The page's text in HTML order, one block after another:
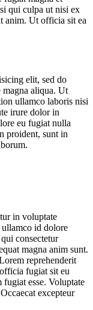
qui culpa ut nisi ex
anim. Ut officia sit ea
elit, sed do
aliqua. Ut
ullamco laboris nisi
irure dolor in
eu fugiat nulla
proident, sunt in
in voluptate
ullamco id dolore
consectetur
magna anim sunt.
reprehenderit
fugiat sit eu
esse. Voluptate
excepteur